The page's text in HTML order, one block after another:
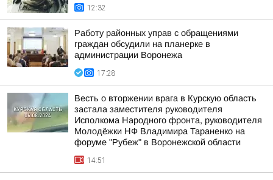
12:32
Работу районных управ с обращениями
граждан обсудили на планерке в
администрации Воронежа
17:28
Весть о вторжении врага в Курскую область
застала заместителя руководителя
Исполкома Народного фронта, руководителя
Молодёжки НФ Владимира Тараненко на
форуме "Рубеж" в Воронежской области
14:51